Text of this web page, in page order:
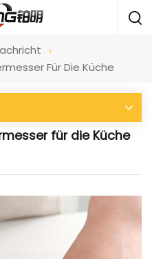
Für Die Küche
für die Küche